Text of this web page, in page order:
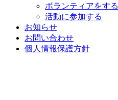
ボランティアをする
活動に参加する
お知らせ
お問い合わせ
個人情報保護方針